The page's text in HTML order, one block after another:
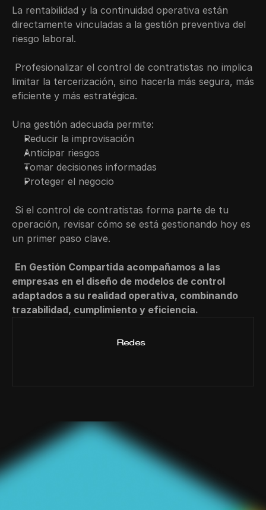
La rentabilidad y la continuidad operativa están
directamente vinculadas a la gestión preventiva del
riesgo laboral.
Profesionalizar el control de contratistas no implica
limitar la tercerización, sino hacerla más segura, más
eficiente y más estratégica.
Una gestión adecuada permite:
Reducir la improvisación
Anticipar riesgos
Tomar decisiones informadas
Proteger el negocio
Si el control de contratistas forma parte de tu
operación, revisar cómo se está gestionando hoy es
un primer paso clave.
En Gestión Compartida acompañamos a las
empresas en el diseño de modelos de control
adaptados a su realidad operativa, combinando
trazabilidad, cumplimiento y eficiencia.
Redes